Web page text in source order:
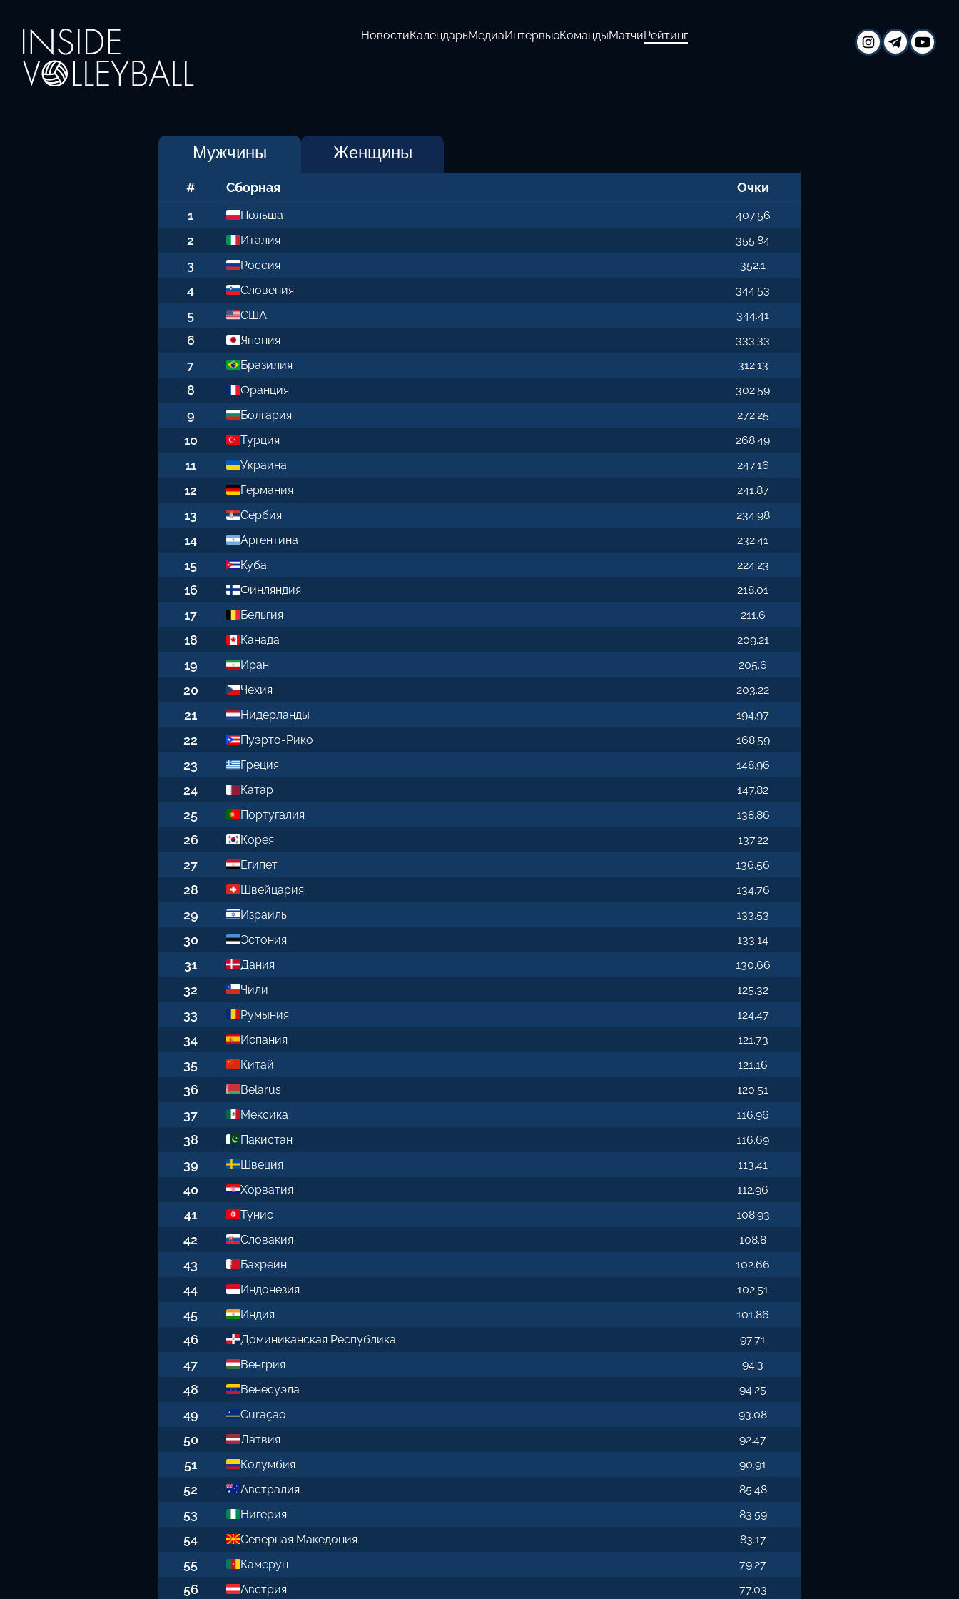
НовостиКалендарьМедиаИнтервьюКомандыМатчиРейтинг
Мужчины Женщины
# Сборная
Очки
1
Польша 407.56
2 Италия 355.84
3 Россия 352.1
4 Словения 344.53
5 США 344.41
6 Япония 333.33
7 Бразилия 312.13
8 Франция 302.59
9 Болгария 272.25
10 Турция 268.49
11 Украина 247.16
12 Германия 241.87
13 Сербия 234.98
14 Аргентина 232.41
15 Куба 224.23
16 Финляндия 218.01
17 Бельгия 211.6
18 Канада 209.21
19 Иран 205.6
20 Чехия 203.22
21 Нидерланды 194.97
22 Пуэрто-Рико 168.59
23 Греция 148.96
24 Катар 147.82
25 Португалия 138.86
26 Корея 137.22
27 Египет 136.56
28 Швейцария 134.76
29 Израиль 133.53
30 Эстония 133.14
31 Дания 130.66
32 Чили 125.32
33 Румыния 124.47
34 Испания 121.73
35 Китай 121.16
36 Belarus 120.51
37 Мексика 116.96
38 Пакистан 116.69
39 Швеция 113.41
40 Хорватия 112.96
41 Тунис 108.93
42 Словакия 108.8
43 Бахрейн 102.66
44 Индонезия 102.51
45 Индия 101.86
46 Доминиканская Республика 97.71
47 Венгрия 94.3
48 Венесуэла 94.25
49 Curaçao 93.08
50 Латвия 92.47
51 Колумбия 90.91
52 Австралия 85.48
53 Нигерия 83.59
54 Северная Македония 83.17
55 Камерун 79.27
56 Австрия 77.03